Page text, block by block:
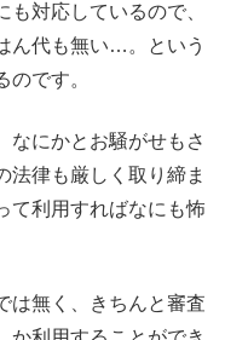
対応しているので、
ん代も無い…。という
です。
なにかとお騒がせもさ
法律も厳しく取り締ま
て利用すればなにも怖
は無く、きちんと審査